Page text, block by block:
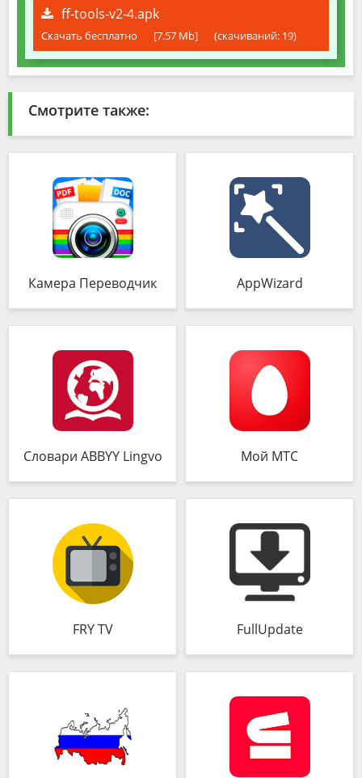
ff-tools-v2-4.apk
Скачать бесплатно [7.57 Mb] (cкачиваний: 19)
Смотрите также:
Камера Переводчик AppWizard
Словари ABBYY Lingvo Мой МТС
FRY TV FullUpdate